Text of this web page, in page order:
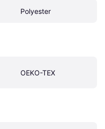
Polyester
OEKO-TEX